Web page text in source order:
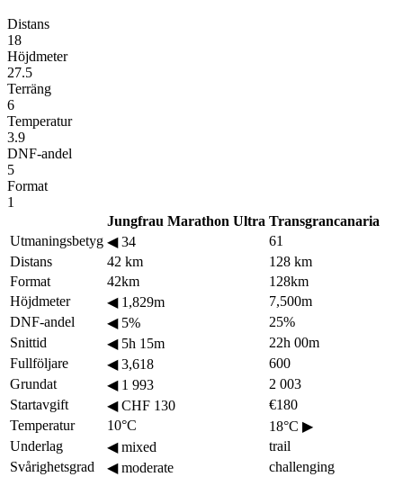
Distans
18
Höjdmeter
27.5
Terräng
6
Temperatur
3.9
DNF-andel
5
Format
1
Jungfrau Marathon Ultra Transgrancanaria
Utmaningsbetyg ◀34
61
Distans
42 km
128 km
Format
42km
128km
Höjdmeter
◀1,829m
7,500m
DNF-andel
◀5%
25%
Snittid
◀5h 15m
22h 00m
Fullföljare
◀3,618
600
Grundat
◀1 993
2 003
Startavgift
◀CHF 130
€180
Temperatur
10°C 18°C ▶
Underlag
◀mixed
trail
Svårighetsgrad
◀moderate
challenging